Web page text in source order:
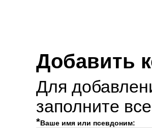
Добавить
Для
заполните
*Ваше имя или псевдоним: